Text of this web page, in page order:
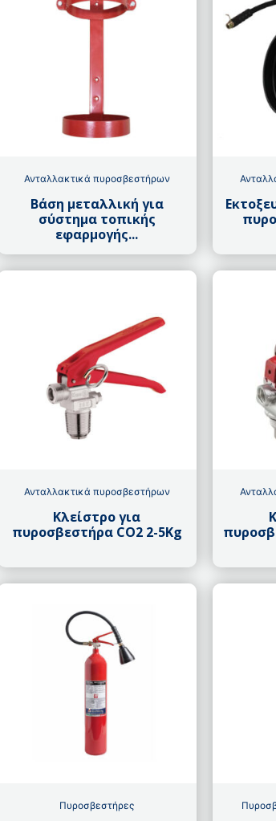
Ανταλλακτικά πυροσβεστήρων
Βάση μεταλλική για
σύστημα τοπικής
εφαρμογής...
Ανταλλακτικά πυροσβεστήρων
Κλείστρο για
πυροσβεστήρα CO2 2-5Kg
Πυροσβεστήρες